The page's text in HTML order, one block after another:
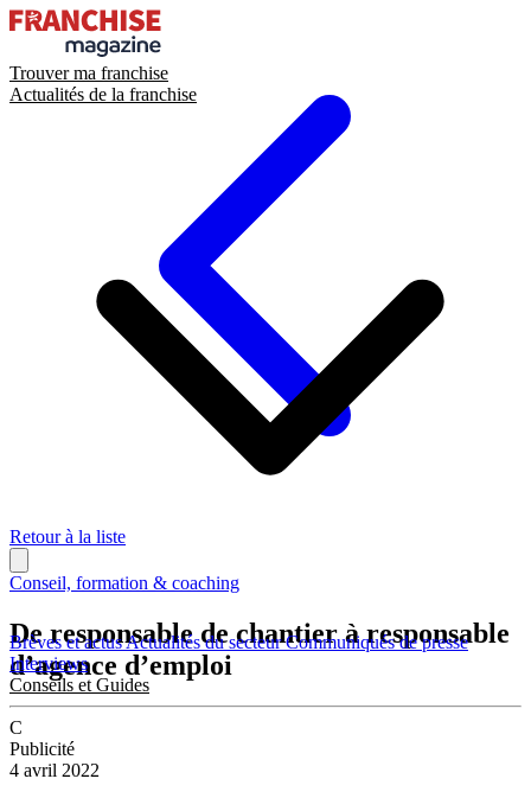
Trouver ma franchise
Actualités de la franchise
Brèves et actusActualités du secteurCommuniqués de presse
Interviews
Conseils et Guides
Retour à la liste
Conseil, formation & coaching
De responsable de chantier à responsable
d’agence d’emploi
C
Publicité
4 avril 2022